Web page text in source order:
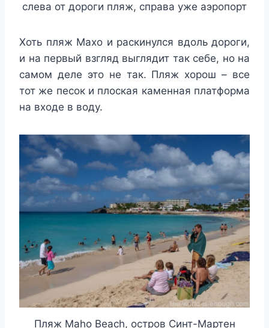
слева от дороги пляж, справа уже аэропорт
Хоть пляж Махо и раскинулся вдоль дороги,
и на первый взгляд выглядит так себе, но на
самом деле это не так. Пляж хорош – все
тот же песок и плоская каменная платформа
на входе в воду.
Пляж Maho Beach, остров Синт-Мартен